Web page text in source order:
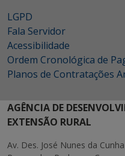
LGPD
Fala Servidor
Acessibilidade
Ordem Cronológica de
Planos de Contratações
AGÊNCIA DE
EXTENSÃO RURAL
Av. Des. José Nunes da